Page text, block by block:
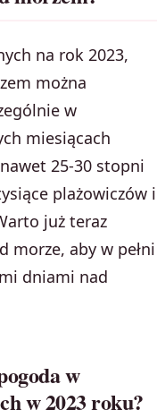
na rok 2023,
można
w
miesiącach
25-30 stopni
plażowiczów i
już teraz
morze, aby w pełni
dniami nad
w
w 2023 roku?